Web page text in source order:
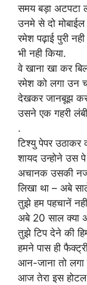
समय बड़ा अटपटा
उनमे से दो
रमेश पढ़ाई पुरी
भी नही किया.
वे खाना खा कर
रमेश को लगा उन
देखकर जानबूझ कर
उसने एक गहरी
.
टिश्यु पेपर उठाकर
शायद उन्होने उस
अचानक उसकी
लिखा था – अबे
तुझे हम पहचानें
अबे 20 साल क्या
तुझे टिप देने की
हमने पास ही
आन-जाना तो लगा
आज तेरा इस